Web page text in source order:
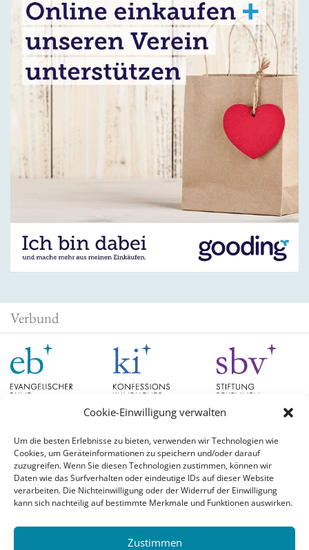
Cookie-Einwilligung verwalten
Um die besten Erlebnisse zu bieten, verwenden wir Technologien wie
Cookies, um Geräteinformationen zu speichern und/oder darauf
zuzugreifen. Wenn Sie diesen Technologien zustimmen, können wir
Daten wie das Surfverhalten oder eindeutige IDs auf dieser Website
verarbeiten. Die Nichteinwilligung oder der Widerruf der Einwilligung
kann sich nachteilig auf bestimmte Merkmale und Funktionen auswirken.
Zustimmen
Verbund
Schlagwörter
#aufgetischt Christian Schad Diskussion EB Bayern EB Hessen Evangelische